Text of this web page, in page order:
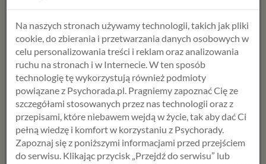
USŁUGA
ANETA STYŃSKA
Psycholog
Psychoterapeuta
ANNA JABŁOŃSKA
Psycholog
Seksuolog
Na naszych stronach używamy technologii, takich jak pliki
cookie, do zbierania i przetwarzania danych osobowych w
celu personalizowania treści i reklam oraz analizowania
ruchu na stronach i w Internecie. W ten sposób
technologię tę wykorzystują również podmioty
powiązane z Psychorada.pl. Pragniemy zapoznać Cię ze
szczegółami stosowanych przez nas technologii oraz z
przepisami, które niebawem wejdą w życie, tak aby dać Ci
pełną wiedzę i komfort w korzystaniu z Psychorady.
Zapoznaj się z poniższymi informacjami przed przejściem
do serwisu. Klikając przycisk „Przejdź do serwisu” lub